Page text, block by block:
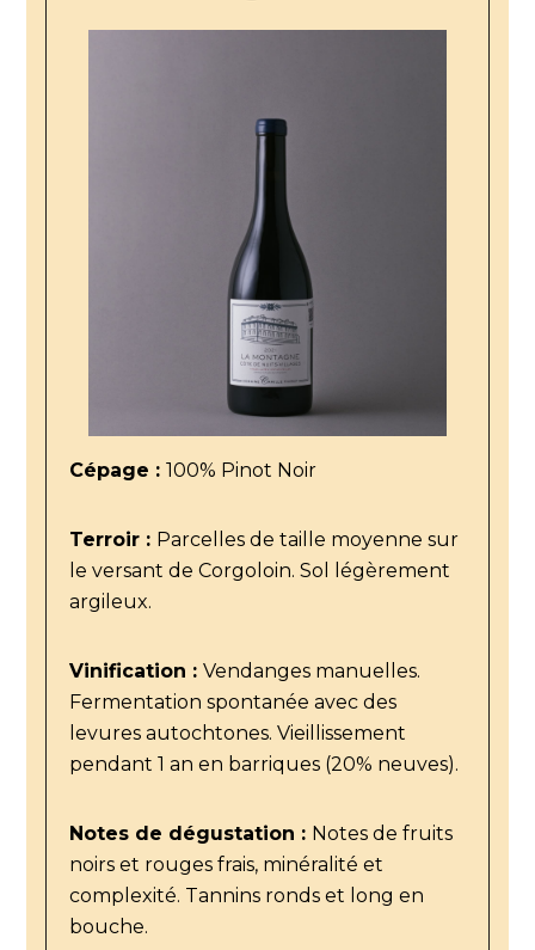
Cépage : 100% Pinot Noir
Terroir : Parcelles de taille moyenne sur
le versant de Corgoloin. Sol légèrement
argileux.
Vinification : Vendanges manuelles.
Fermentation spontanée avec des
levures autochtones. Vieillissement
pendant 1 an en barriques (20% neuves).
Notes de dégustation : Notes de fruits
noirs et rouges frais, minéralité et
complexité. Tannins ronds et long en
bouche.